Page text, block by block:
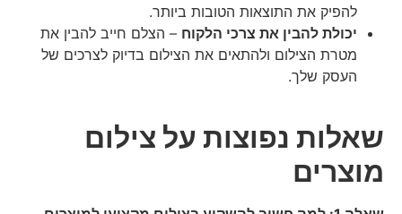
להפיק את התוצאות הטובות ביותר.
יכולת להבין את צרכי הלקוח – הצלם חייב להבין את
מטרת הצילום ולהתאים את הצילום בדיוק לצרכים של
העסק שלך.
שאלות נפוצות על צילום
מוצרים